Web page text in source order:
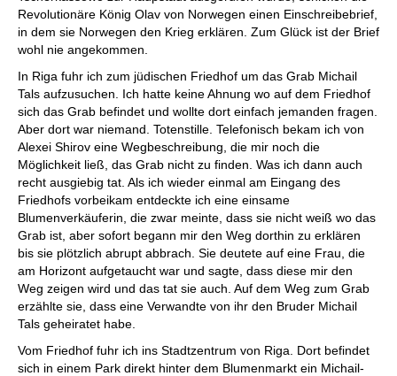
Revolutionäre König Olav von Norwegen einen Einschreibebrief,
in dem sie Norwegen den Krieg erklären. Zum Glück ist der Brief
wohl nie angekommen.
In Riga fuhr ich zum jüdischen Friedhof um das Grab Michail
Tals aufzusuchen. Ich hatte keine Ahnung wo auf dem Friedhof
sich das Grab befindet und wollte dort einfach jemanden fragen.
Aber dort war niemand. Totenstille. Telefonisch bekam ich von
Alexei Shirov eine Wegbeschreibung, die mir noch die
Möglichkeit ließ, das Grab nicht zu finden. Was ich dann auch
recht ausgiebig tat. Als ich wieder einmal am Eingang des
Friedhofs vorbeikam entdeckte ich eine einsame
Blumenverkäuferin, die zwar meinte, dass sie nicht weiß wo das
Grab ist, aber sofort begann mir den Weg dorthin zu erklären
bis sie plötzlich abrupt abbrach. Sie deutete auf eine Frau, die
am Horizont aufgetaucht war und sagte, dass diese mir den
Weg zeigen wird und das tat sie auch. Auf dem Weg zum Grab
erzählte sie, dass eine Verwandte von ihr den Bruder Michail
Tals geheiratet habe.
Vom Friedhof fuhr ich ins Stadtzentrum von Riga. Dort befindet
sich in einem Park direkt hinter dem Blumenmarkt ein Michail-